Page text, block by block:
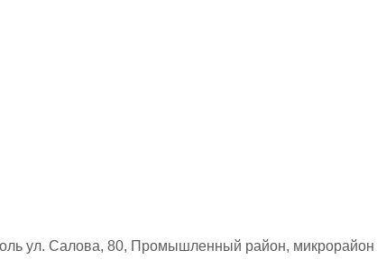
ул. Салова, 80, Промышленный район,